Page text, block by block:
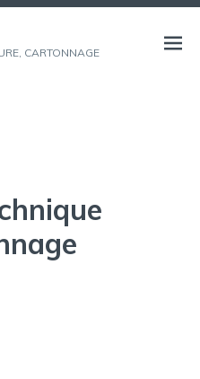
CARTONNAGE
Ouvrir